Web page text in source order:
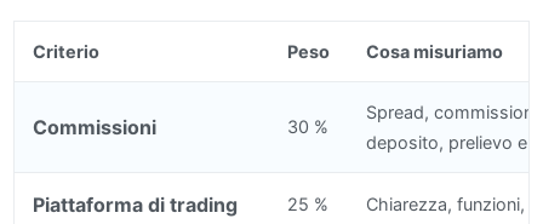
Criterio Peso Cosa misuriamo
Commissioni 30 %
Spread,
deposito, prelievo e
Piattaforma di trading 25 % Chiarezza, funzioni,